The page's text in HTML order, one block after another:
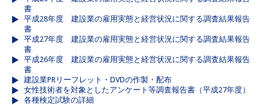
書
平成28年度 建設業の雇用実態と経営状況に関する調査結果報告
書
平成27年度 建設業の雇用実態と経営状況に関する調査結果報告
書
平成26年度 建設業の雇用実態と経営状況に関する調査結果報告
書
建設業PRリーフレット・DVDの作製・配布
女性技術者を対象としたアンケート等調査報告書（平成27年度）
各種検定試験の詳細